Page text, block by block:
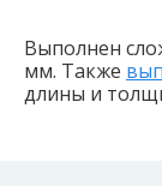
Выполнен
мм. Также
длины и